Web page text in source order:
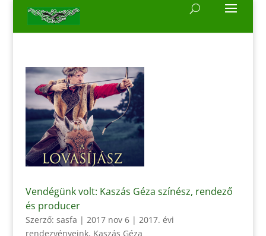
Vendégünk volt: Kaszás Géza színész, rendező
és producer
Szerző: sasfa | 2017 nov 6| 2017. évi
rendezvényeink, Kaszás Géza